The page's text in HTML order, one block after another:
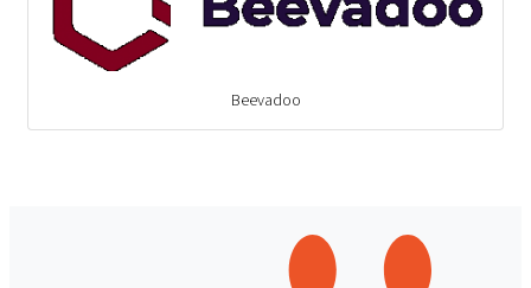
Beevadoo